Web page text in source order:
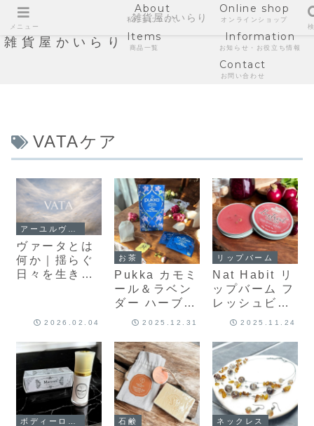
雑貨屋かいらり
About
私たちについて
Online shop
オンラインショップ
Items
商品一覧
Information
お知らせ・お役立ち情報
Contact
お問い合わせ
VATAケア
ヴァータとは
何か｜揺らぐ
日々を生きる
2026.02.04
お茶
Pukka カモミ
ール＆ラベン
ダー ハーブテ
ィー｜眠り前
イトブレンド
（25包）
2025.12.31
リップバーム
Nat Habit リ
ップバーム フ
レッシュビー
トルートクラ
ギー＆ハチミ
ツ配合のナチ
ュラルリップ
バター（うる
おい・ツヤケ
ア）
2025.11.24
石鹸 ネックレス
メニュー
雑貨屋かいらり